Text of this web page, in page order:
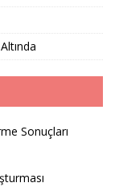
Sonuçları